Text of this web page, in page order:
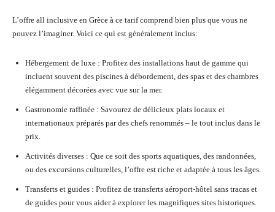
L’offre all inclusive en Grèce à ce tarif comprend bien plus que vous ne
pouvez l’imaginer. Voici ce qui est généralement inclus:
Hébergement de luxe : Profitez des installations haut de gamme qui
incluent souvent des piscines à débordement, des spas et des chambres
élégamment décorées avec vue sur la mer.
Gastronomie raffinée : Savourez de délicieux plats locaux et
internationaux préparés par des chefs renommés – le tout inclus dans le
prix.
Activités diverses : Que ce soit des sports aquatiques, des randonnées,
ou des excursions culturelles, l’offre est riche et adaptée à tous les âges.
Transferts et guides : Profitez de transferts aéroport-hôtel sans tracas et
de guides pour vous aider à explorer les magnifiques sites historiques.